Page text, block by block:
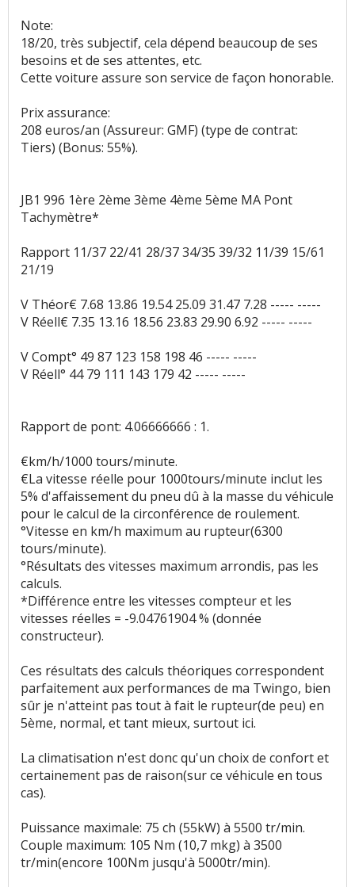
Note:
18/20, très subjectif, cela dépend beaucoup de ses
besoins et de ses attentes, etc.
Cette voiture assure son service de façon honorable.
Prix assurance:
208 euros/an (Assureur: GMF) (type de contrat:
Tiers) (Bonus: 55%).
JB1 996 1ère 2ème 3ème 4ème 5ème MA Pont
Tachymètre*
Rapport 11/37 22/41 28/37 34/35 39/32 11/39 15/61
21/19
V Théor€ 7.68 13.86 19.54 25.09 31.47 7.28 ----- -----
V Réell€ 7.35 13.16 18.56 23.83 29.90 6.92 ----- -----
V Compt° 49 87 123 158 198 46 ----- -----
V Réell° 44 79 111 143 179 42 ----- -----
Rapport de pont: 4.06666666 : 1.
€km/h/1000 tours/minute.
€La vitesse réelle pour 1000tours/minute inclut les
5% d'affaissement du pneu dû à la masse du véhicule
pour le calcul de la circonférence de roulement.
°Vitesse en km/h maximum au rupteur(6300
tours/minute).
°Résultats des vitesses maximum arrondis, pas les
calculs.
*Différence entre les vitesses compteur et les
vitesses réelles = -9.04761904 % (donnée
constructeur).
Ces résultats des calculs théoriques correspondent
parfaitement aux performances de ma Twingo, bien
sûr je n'atteint pas tout à fait le rupteur(de peu) en
5ème, normal, et tant mieux, surtout ici.
La climatisation n'est donc qu'un choix de confort et
certainement pas de raison(sur ce véhicule en tous
cas).
Puissance maximale: 75 ch (55kW) à 5500 tr/min.
Couple maximum: 105 Nm (10,7 mkg) à 3500
tr/min(encore 100Nm jusqu'à 5000tr/min).